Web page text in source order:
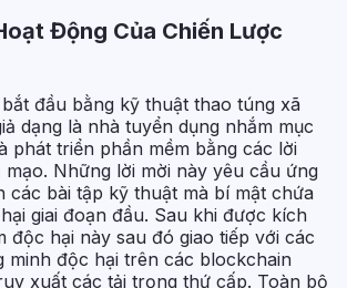
Động Của Chiến Lược
đầu bằng kỹ thuật thao túng xã
dạng là nhà tuyển dụng nhắm mục
phát triển phần mềm bằng các lời
mạo. Những lời mời này yêu cầu ứng
các bài tập kỹ thuật mà bí mật chứa
giai đoạn đầu. Sau khi được kích
độc hại này sau đó giao tiếp với các
minh độc hại trên các blockchain
xuất các tải trọng thứ cấp. Toàn bộ